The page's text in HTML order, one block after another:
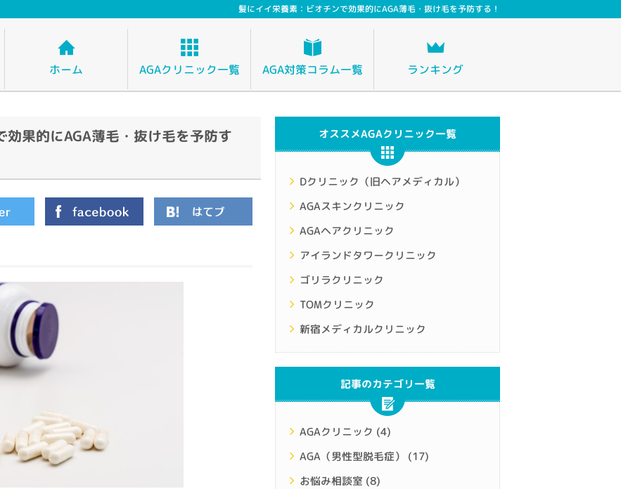
髪にイイ栄養素：ビオチンで効果的にAGA薄毛・抜け毛を予防する！
ホーム AGAクリニック一覧 AGA対策コラム一覧 ランキング
果的にAGA薄毛・抜け毛を予防す
オススメAGAクリニック一覧
Dクリニック（旧ヘアメディカル）
AGAスキンクリニック
AGAヘアクリニック
アイランドタワークリニック
ゴリラクリニック
TOMクリニック
新宿メディカルクリニック
記事のカテゴリ一覧
AGAクリニック (4)
AGA（男性型脱毛症）
(17)
お悩み相談室 (8)